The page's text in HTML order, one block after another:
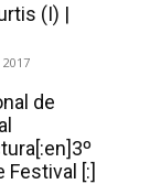
(I) |
de
[:]